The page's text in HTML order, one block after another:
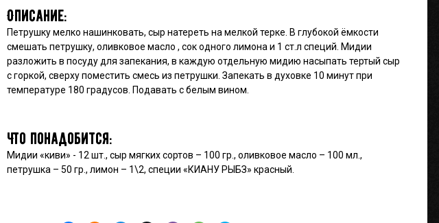
Описание:
Петрушку мелко нашинковать, сыр натереть на мелкой терке. В глубокой ёмкости
смешать петрушку, оливковое масло , сок одного лимона и 1 ст.л специй. Мидии
разложить в посуду для запекания, в каждую отдельную мидию насыпать тертый сыр
с горкой, сверху поместить смесь из петрушки. Запекать в духовке 10 минут при
температуре 180 градусов. Подавать с белым вином.
Что понадобится:
Мидии «киви» - 12 шт., сыр мягких сортов – 100 гр., оливковое масло – 100 мл.,
петрушка – 50 гр., лимон – 1\2, специи «КИАНУ РЫБЗ» красный.